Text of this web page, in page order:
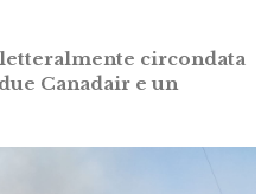
circondata
Canadair e un